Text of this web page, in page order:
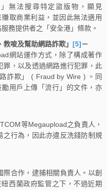
無法搜尋特定盜版物，顯見
取商業利益，並因此無法適用
務提供者之「安全港」條款。
唆及幫助網路詐欺」 [5]－
網站運作方式，除了構成著作
罪，以及透過網路進行犯罪，此
詐欺」 ( Fraud by Wire ) 。同
用戶上傳「流行」的文件，亦
等Megaupload之負責人，
之行為，因此亦違反洗錢防制規
合作，逮捕相關負責人。以創
西蘭政府監管之下，不過近期